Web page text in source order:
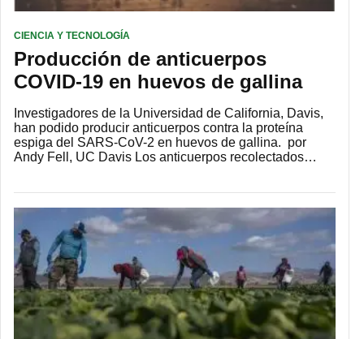
CIENCIA Y TECNOLOGÍA
Producción de anticuerpos
COVID-19 en huevos de gallina
Investigadores de la Universidad de California, Davis,
han podido producir anticuerpos contra la proteína
espiga del SARS-CoV-2 en huevos de gallina. por
Andy Fell, UC Davis Los anticuerpos recolectados…